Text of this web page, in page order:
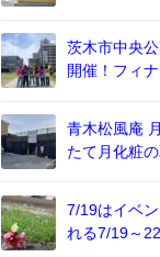
茨木市中央
開催！フィ
青木松風庵
たて月化粧
7/19はイベ
れる7/19～